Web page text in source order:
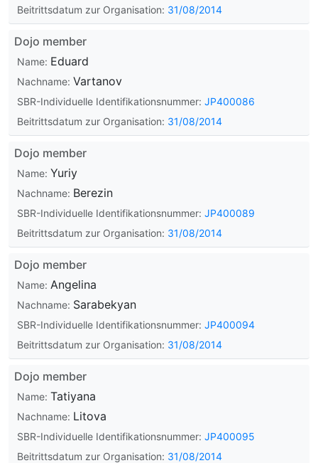
Beitrittsdatum zur Organisation: 31/08/2014
Dojo member
Name: Eduard
Nachname: Vartanov
SBR-Individuelle Identifikationsnummer: JP400086
Beitrittsdatum zur Organisation: 31/08/2014
Dojo member
Name: Yuriy
Nachname: Berezin
SBR-Individuelle Identifikationsnummer: JP400089
Beitrittsdatum zur Organisation: 31/08/2014
Dojo member
Name: Angelina
Nachname: Sarabekyan
SBR-Individuelle Identifikationsnummer: JP400094
Beitrittsdatum zur Organisation: 31/08/2014
Dojo member
Name: Tatiyana
Nachname: Litova
SBR-Individuelle Identifikationsnummer: JP400095
Beitrittsdatum zur Organisation: 31/08/2014